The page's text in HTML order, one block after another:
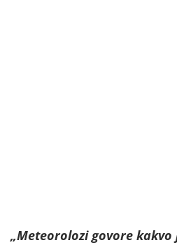
„Meteorolozi govore